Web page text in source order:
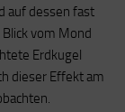
auf dessen fast
vom Mond
Erdkugel
dieser Effekt am